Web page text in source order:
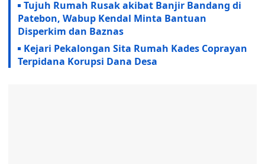
Tujuh Rumah Rusak akibat Banjir Bandang di
Patebon, Wabup Kendal Minta Bantuan
Disperkim dan Baznas
Kejari Pekalongan Sita Rumah Kades Coprayan
Terpidana Korupsi Dana Desa